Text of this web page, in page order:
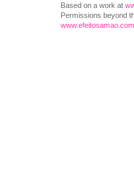
Based on a work at
Permissions beyond